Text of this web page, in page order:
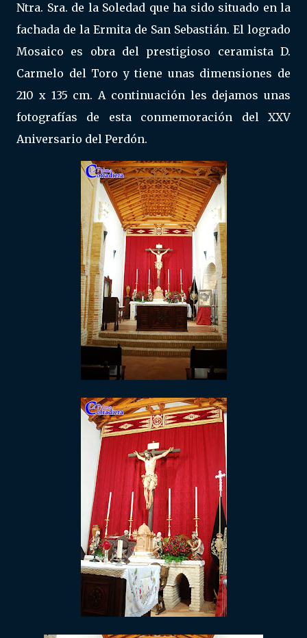
Ntra. Sra. de la Soledad que ha sido situado en la
fachada de la Ermita de San Sebastián. El logrado
Mosaico es obra del prestigioso ceramista D.
Carmelo del Toro y tiene unas dimensiones de
210 x 135 cm. A continuación les dejamos unas
fotografías de esta conmemoración del XXV
Aniversario del Perdón.